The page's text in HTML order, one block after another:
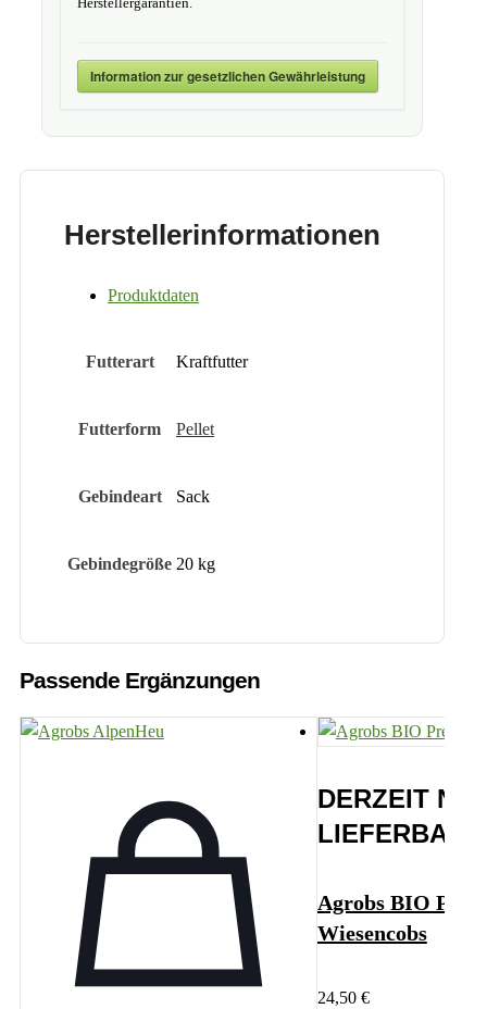
Information zur gesetzlichen Gewährleistung
Herstellerinformationen
Produktdaten
Futterart Kraftfutter
Futterform Pellet
Gebindeart Sack
Gebindegröße 20 kg
Passende Ergänzungen
DERZEIT
LIEFERBAR
Agrobs BIO Pre
Wiesencobs
24,50 €